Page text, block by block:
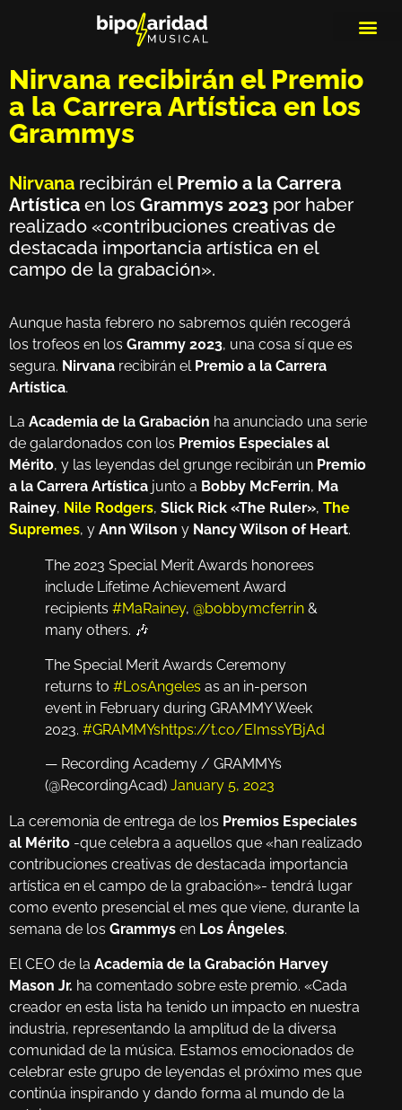
Nirvana recibirán el Premio
a la Carrera Artística en los
Grammys
Nirvana recibirán el Premio a la Carrera
Artística en los Grammys 2023 por haber
realizado «contribuciones creativas de
destacada importancia artística en el
campo de la grabación».
Aunque hasta febrero no sabremos quién recogerá
los trofeos en los Grammy 2023, una cosa sí que es
segura. Nirvana recibirán el Premio a la Carrera
Artística.
La Academia de la Grabación ha anunciado una serie
de galardonados con los Premios Especiales al
Mérito, y las leyendas del grunge recibirán un Premio
a la Carrera Artística junto a Bobby McFerrin, Ma
Rainey, Nile Rodgers, Slick Rick «The Ruler», The
Supremes, y Ann Wilson y Nancy Wilson of Heart.
The 2023 Special Merit Awards honorees
include Lifetime Achievement Award
recipients #MaRainey, @bobbymcferrin &
many others. 🎶
The Special Merit Awards Ceremony
returns to #LosAngeles as an in-person
event in February during GRAMMY Week
2023. #GRAMMYshttps://t.co/EImssYBjAd
— Recording Academy / GRAMMYs
(@RecordingAcad) January 5, 2023
La ceremonia de entrega de los Premios Especiales
al Mérito -que celebra a aquellos que «han realizado
contribuciones creativas de destacada importancia
artística en el campo de la grabación»- tendrá lugar
como evento presencial el mes que viene, durante la
semana de los Grammys en Los Ángeles.
El CEO de la Academia de la Grabación Harvey
Mason Jr. ha comentado sobre este premio. «Cada
creador en esta lista ha tenido un impacto en nuestra
industria, representando la amplitud de la diversa
comunidad de la música. Estamos emocionados de
celebrar este grupo de leyendas el próximo mes que
continúa inspirando y dando forma al mundo de la